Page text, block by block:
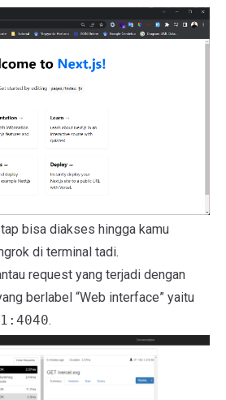
bisa diakses hingga kamu
di terminal tadi.
request yang terjadi dengan
berlabel “Web interface” yaitu
.